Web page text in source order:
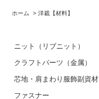
ホーム > 洋裁【材料】
ニット（リブニット）
クラフトパーツ（金属）
芯地・肩まわり服飾副資材
ファスナー